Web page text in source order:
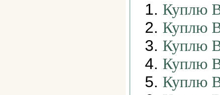
1. Куплю
2. Куплю
3. Куплю
4. Куплю
5. Куплю